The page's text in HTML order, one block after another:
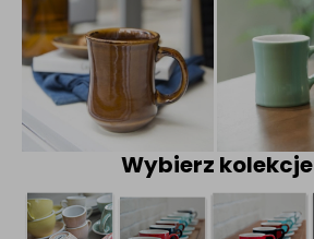
Wybierz kolekcje